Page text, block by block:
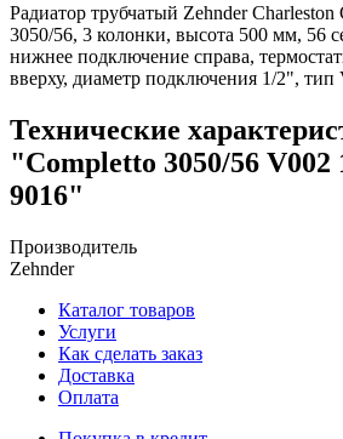
Радиатор трубчатый Zehnder Charleston
3050/56, 3 колонки, высота 500 мм, 56
нижнее подключение справа,
вверху, диаметр подключения 1/2",
Технические
"Completto 3050/56
9016"
Производитель
Zehnder
Каталог товаров
Услуги
Как сделать заказ
Доставка
Оплата